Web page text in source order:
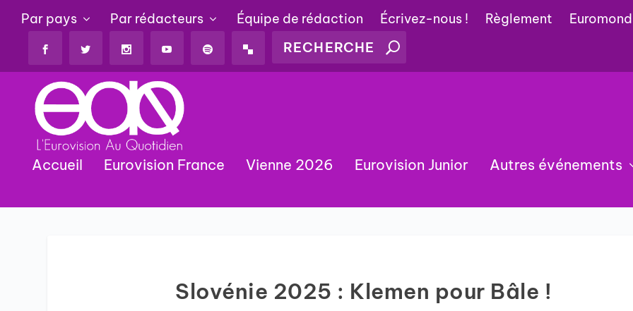
Par pays Par rédacteurs Équipe de rédaction Écrivez-nous ! Règlement
Accueil Eurovision France Vienne 2026 Eurovision Junior Autres événements
Slovénie 2025 : Klemen pour Bâle !